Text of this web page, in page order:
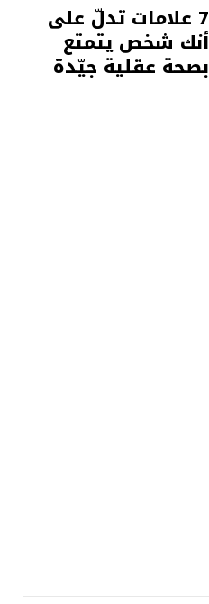
7 علامات تدلّ على
أنك شخص يتمتع
بصحة عقلية جيّدة